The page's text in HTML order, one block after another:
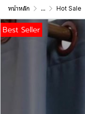
หน้าหลัก ... Hot Sale
Best Seller